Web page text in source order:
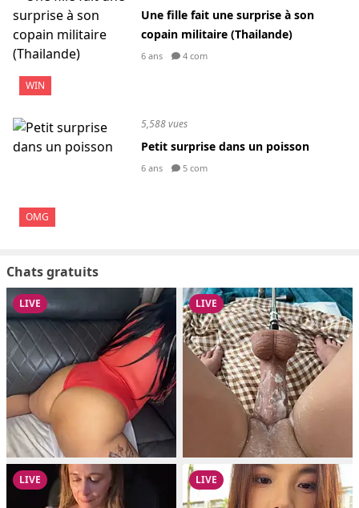
WIN
Une fille fait une surprise à son
copain militaire (Thailande)
6 ans 4 com
OMG
5,588 vues
Petit surprise dans un poisson
6 ans 5 com
Chats gratuits